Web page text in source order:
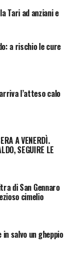
Tari ad anziani e
a rischio le cure
l’atteso calo
A VENERDÌ.
SEGUIRE LE
di San Gennaro
cimelio
salvo un gheppio